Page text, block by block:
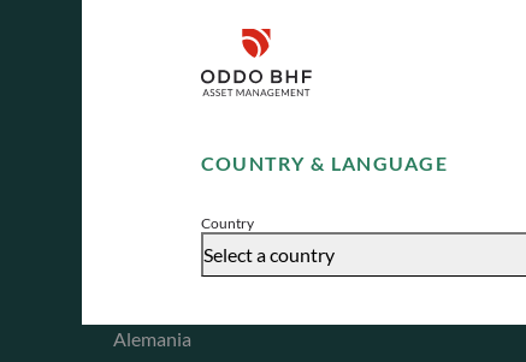
COUNTRY & LANGUAGE
Country
Select a country
Disclaimer
Accept
ODDO BHF Asset Management GmbH
40217 Düsseldorf
+49 (0) 211 239 24 01
Alemania